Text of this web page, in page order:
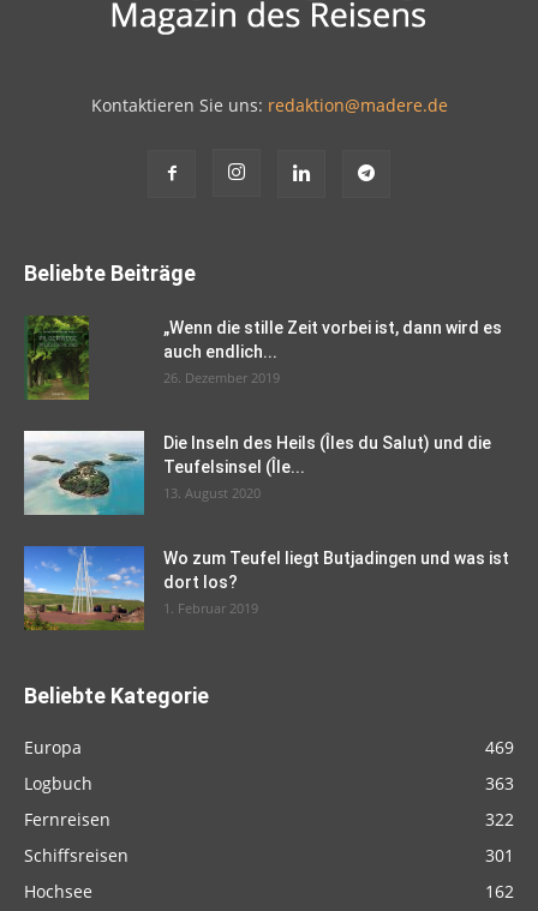
Kontaktieren Sie uns: redaktion@madere.de
Beliebte Beiträge
„Wenn die stille Zeit vorbei ist, dann wird es
auch endlich...
26. Dezember 2019
Die Inseln des Heils (Îles du Salut) und die
Teufelsinsel (Île...
13. August 2020
Wo zum Teufel liegt Butjadingen und was ist
dort los?
1. Februar 2019
Beliebte Kategorie
Europa
469
Logbuch
363
Fernreisen
322
Schiffsreisen
301
Hochsee
162